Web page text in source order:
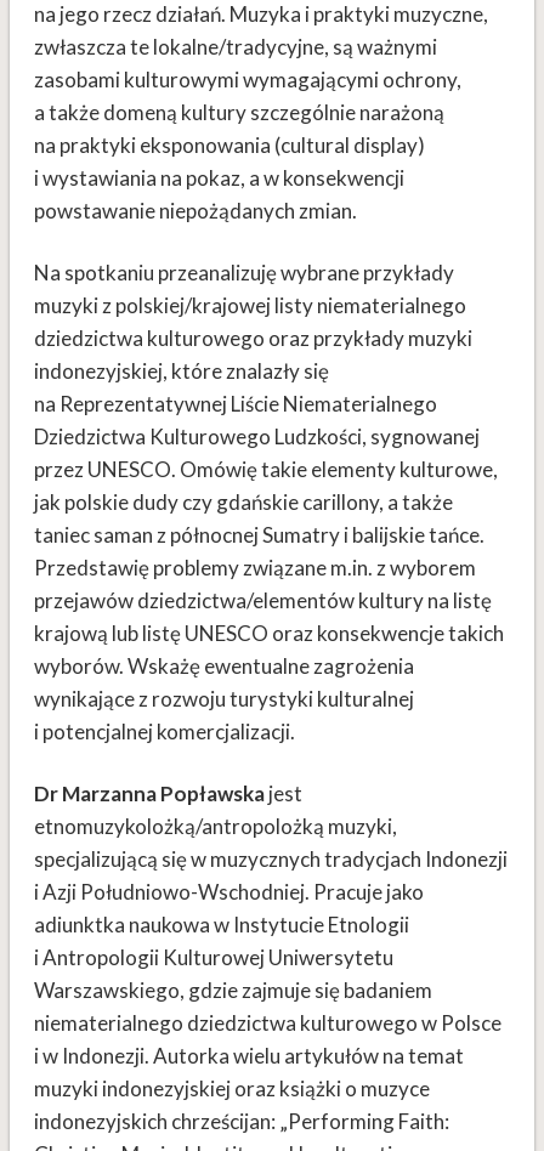
na jego rzecz działań. Muzyka i praktyki muzyczne,
zwłaszcza te lokalne/tradycyjne, są ważnymi
zasobami kulturowymi wymagającymi ochrony,
a także domeną kultury szczególnie narażoną
na praktyki eksponowania (cultural display)
i wystawiania na pokaz, a w konsekwencji
powstawanie niepożądanych zmian.
Na spotkaniu przeanalizuję wybrane przykłady
muzyki z polskiej/krajowej listy niematerialnego
dziedzictwa kulturowego oraz przykłady muzyki
indonezyjskiej, które znalazły się
na Reprezentatywnej Liście Niematerialnego
Dziedzictwa Kulturowego Ludzkości, sygnowanej
przez UNESCO. Omówię takie elementy kulturowe,
jak polskie dudy czy gdańskie carillony, a także
taniec saman z północnej Sumatry i balijskie tańce.
Przedstawię problemy związane m.in. z wyborem
przejawów dziedzictwa/elementów kultury na listę
krajową lub listę UNESCO oraz konsekwencje takich
wyborów. Wskażę ewentualne zagrożenia
wynikające z rozwoju turystyki kulturalnej
i potencjalnej komercjalizacji.
Dr Marzanna Popławskajest
etnomuzykolożką/antropolożką muzyki,
specjalizującą się w muzycznych tradycjach Indonezji
i Azji Południowo-Wschodniej. Pracuje jako
adiunktka naukowa w Instytucie Etnologii
i Antropologii Kulturowej Uniwersytetu
Warszawskiego, gdzie zajmuje się badaniem
niematerialnego dziedzictwa kulturowego w Polsce
i w Indonezji. Autorka wielu artykułów na temat
muzyki indonezyjskiej oraz książki o muzyce
indonezyjskich chrześcijan: „Performing Faith: